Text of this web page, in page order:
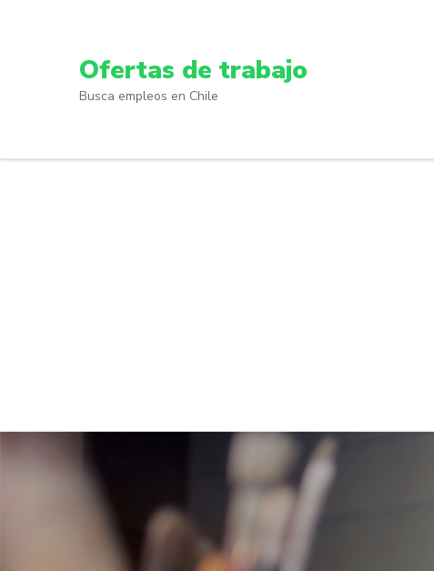
Ofertas de trabajo
Busca empleos en Chile